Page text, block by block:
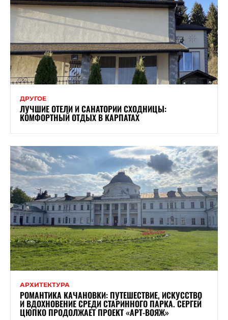
ДРУГОЕ
ЛУЧШИЕ ОТЕЛИ И САНАТОРИИ СХОДНИЦЫ:
КОМФОРТНЫЙ ОТДЫХ В КАРПАТАХ
АРХИТЕКТУРА
РОМАНТИКА КАЧАНОВКИ: ПУТЕШЕСТВИЕ, ИСКУССТВО
И ВДОХНОВЕНИЕ СРЕДИ СТАРИННОГО ПАРКА. СЕРГЕЙ
ЦЮПКО ПРОДОЛЖАЕТ ПРОЕКТ «АРТ-ВОЯЖ»